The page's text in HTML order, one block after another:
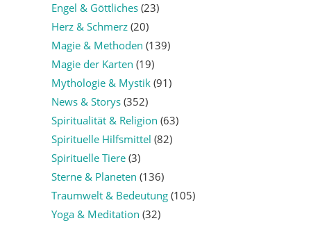
Engel & Göttliches(23)
Herz & Schmerz(20)
Magie & Methoden (139)
Magie der Karten (19)
Mythologie & Mystik(91)
News & Storys(352)
Spiritualität & Religion (63)
Spirituelle Hilfsmittel (82)
Spirituelle Tiere(3)
Sterne & Planeten (136)
Traumwelt & Bedeutung(105)
Yoga & Meditation (32)